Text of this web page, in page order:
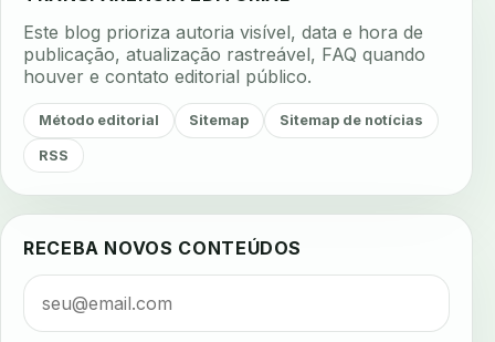
aerossois agenda agenda clinica
agenda inteligente agenda odontologica
agendamento agendamento digital
agendamento inteligente
algometria alinhadores alta digital
alta rotacao
analgesia analgesia digital analise 3d
Este blog prioriza autoria visível, data e hora de
publicação, atualização rastreável, FAQ quando
houver e contato editorial público.
Método editorial Sitemap Sitemap de notícias
RSS
RECEBA NOVOS CONTEÚDOS